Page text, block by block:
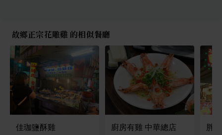
故鄉正宗花雕雞 的相似餐廳
佳珈鹽酥雞 廚房有雞 中華總店 胖